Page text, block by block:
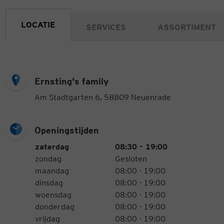
LOCATIE SERVICES ASSORTIMENT
Ernsting's family
Am Stadtgarten 6, 58809 Neuenrade
Openingstijden
Openingstijden
Weekdag
zaterdag
08:30 - 19:00
zondag
Gesloten
maandag
08:00 - 19:00
dinsdag
08:00 - 19:00
woensdag
08:00 - 19:00
donderdag
08:00 - 19:00
vrijdag
08:00 - 19:00